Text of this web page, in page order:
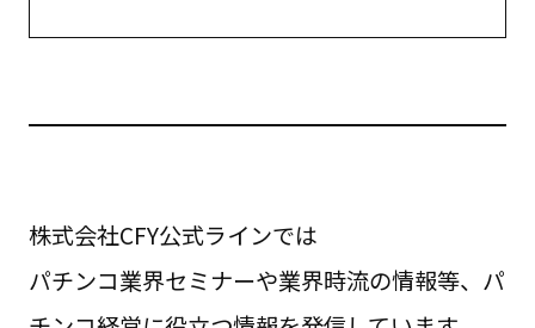
株式会社CFY公式ラインでは
パチンコ業界セミナーや業界時流の情報等、パ